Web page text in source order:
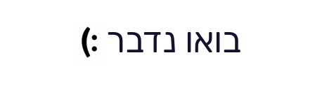
בואו נדבר